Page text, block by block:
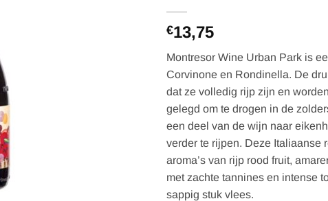
€13,75
Montresor Wine Urban Park is
Corvinone en Rondinella. De
dat ze volledig rijp zijn en
gelegd om te drogen in de
een deel van de wijn naar
verder te rijpen. Deze Italiaanse
aroma’s van rijp rood fruit,
met zachte tannines en intense
sappig stuk vlees.